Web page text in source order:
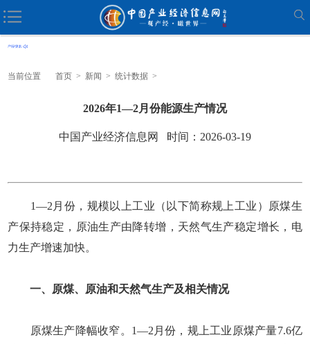
当前位置 首页 > 新闻 > 统计数据 >
2026年1—2月份能源生产情况
中国产业经济信息网 时间：2026-03-19
1—2月份，规模以上工业（以下简称规上工业）原煤生
产保持稳定，原油生产由降转增，天然气生产稳定增长，电
力生产增速加快。
一、原煤、原油和天然气生产及相关情况
原煤生产降幅收窄。1—2月份，规上工业原煤产量7.6亿